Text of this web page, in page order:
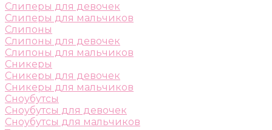
Слиперы для девочек
Слиперы для мальчиков
Слипоны
Слипоны для девочек
Слипоны для мальчиков
Сникеры
Сникеры для девочек
Сникеры для мальчиков
Сноубутсы
Сноубутсы для девочек
Сноубутсы для мальчиков